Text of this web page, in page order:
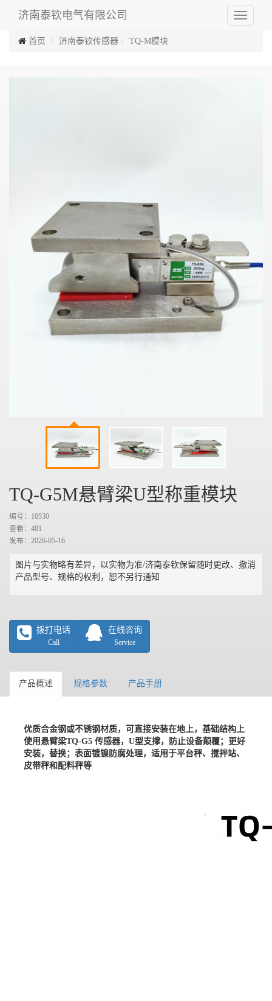
济南泰钦电气有限公司
Toggle
首页
济南泰钦传感器 TQ-M模块
TQ-G5M悬臂梁U型称重模块
编号：10530
查看： 481
发布：2026-05-16
图片与实物略有差异，以实物为准/济南泰钦保留随时更改、撤消
产品型号、规格的权利，恕不另行通知
拨打电话
Call
在线咨询
Service
产品概述 规格参数 产品手册
优质合金钢或不锈钢材质，可直接安装在地上，基础结构上
使用悬臂梁TQ-G5 传感器，U型支撑，防止设备颠覆；更好
安装，替换；表面镀镍防腐处理，适用于平台秤、搅拌站、
皮带秤和配料秤等